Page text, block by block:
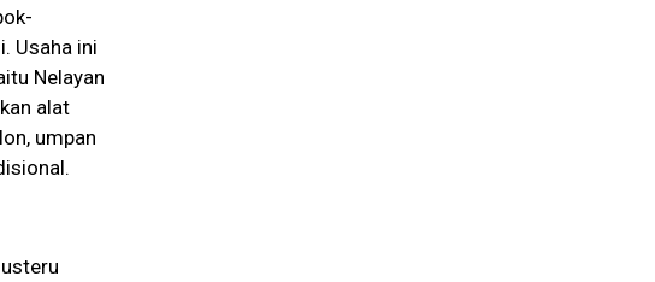
Usaha ini
Nelayan
alat
umpan